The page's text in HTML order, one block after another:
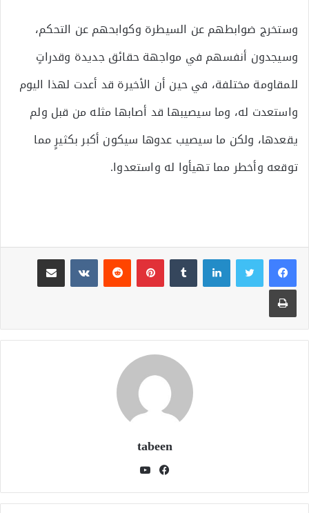
وستخرج ضوابطهم عن السيطرة وكوابحهم عن التحكم،
وسيجدون أنفسهم في مواجهة حقائق جديدة وقدراتٍ
للمقاومة مختلفة، في حين أن الأخيرة قد أعدت لهذا اليوم
واستعدت له، وما سيصيبها قد أصابها مثله من قبل ولم
يقعدها، ولكن ما سيصيب عدوها سيكون أكبر بكثيرٍ مما
توقعه وأخطر مما تهيأوا له واستعدوا.
لينكدإن بينتيريست
مشاركة عبر البريد
طباعة
tabeen
فيسبوك